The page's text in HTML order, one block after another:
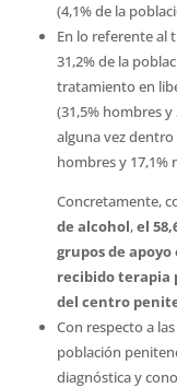
(4,1% de la
En lo referente al
31,2% de la
tratamiento en
(31,5% hombres y
alguna vez dentro
hombres y 17,1%
Concretamente,
de alcohol,el
grupos de
recibido terapia
del centro
Con respecto a
población
diagnóstica y